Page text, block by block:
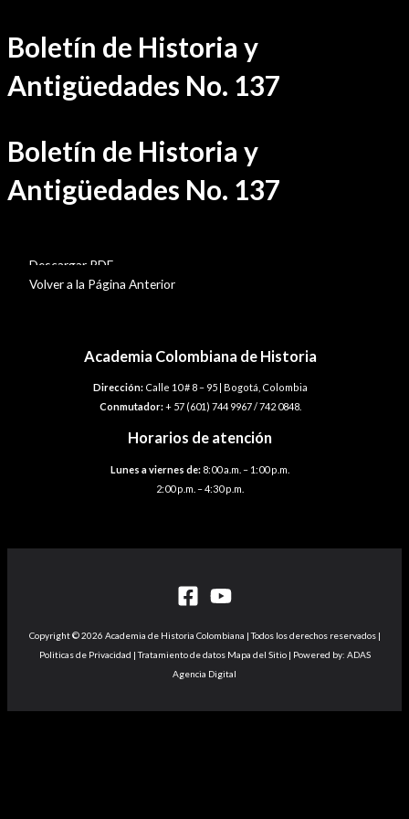
Ir
al
contenido
Boletín de Historia y
Antigüedades No. 137
Boletín de Historia y
Antigüedades No. 137
Descargar PDF
Volver a la Página Anterior
Academia Colombiana de Historia
Dirección:Calle 10 # 8 – 95 | Bogotá, Colombia
Conmutador:+ 57 (601) 744 9967 / 742 0848.
Horarios de atención
Lunes a viernes de: 8:00 a.m. – 1:00 p.m.
2:00 p.m. – 4:30 p.m.
Copyright © 2026 Academia de Historia Colombiana | Todos los derechos reservados |
Politicas de Privacidad | Tratamiento de datos Mapa del Sitio | Powered by: ADAS
Agencia Digital